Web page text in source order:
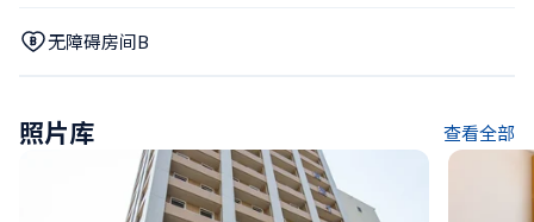
无障碍房间B
照片库 查看全部